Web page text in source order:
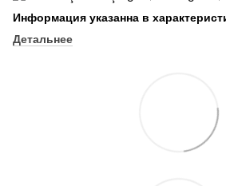
Информация указанна в
Детальнее